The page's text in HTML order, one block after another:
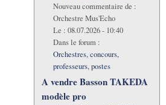
Nouveau commentaire de :
Orchestre Mus'Echo
Le : 08.07.2026 - 10:40
Dans le forum :
Orchestres, concours,
professeurs, postes
A vendre Basson TAKEDA
modèle pro